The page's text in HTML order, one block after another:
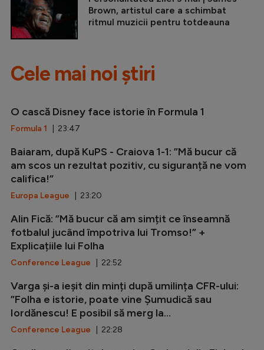
Brown, artistul care a schimbat
ritmul muzicii pentru totdeauna
Cele mai noi știri
O cască Disney face istorie în Formula 1
Formula 1 | 23:47
Baiaram, după KuPS - Craiova 1-1: ”Mă bucur că
am scos un rezultat pozitiv, cu siguranță ne vom
califica!”
Europa League | 23:20
Alin Fică: ”Mă bucur că am simțit ce înseamnă
fotbalul jucând împotriva lui Tromso!” +
Explicațiile lui Folha
Conference League | 22:52
Varga și-a ieșit din minți după umilința CFR-ului:
”Folha e istorie, poate vine Șumudică sau
Iordănescu! E posibil să merg la...
Conference League | 22:28